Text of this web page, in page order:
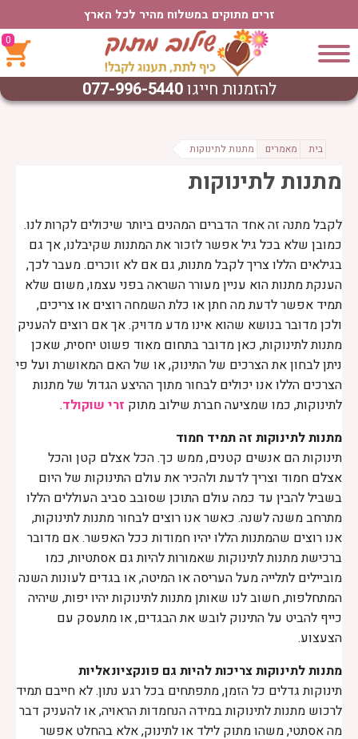
זרים מתוקים במשלוח מהיר לכל הארץ
0
להזמנות חייגו077-996-5440
בית מאמרים מתנות לתינוקות
מתנות לתינוקות
לקבל מתנה זה אחד הדברים המהנים ביותר שיכולים לקרות לנו.
כמובן שלא בכל גיל אפשר לזכור את המתנות שקיבלנו, אך גם
בגילאים הללו צריך לקבל מתנות, גם אם לא זוכרים. מעבר לכך,
הענקת מתנות הוא עניין מעורר השראה בפני עצמו, משום שלא
תמיד אפשר לדעת מה חתן או כלת השמחה רוצים או צריכים,
ולכן מדובר בנושא שהוא אינו מדע מדויק. אך אם רוצים להעניק
מתנות לתינוקות, כאן מדובר בתחום מאוד פשוט יחסית, שאכן
ניתן לבחון את הצרכים של התינוק, או של האם המאושרת ועל פי
הצרכים הללו אנו יכולים לבחור מתוך ההיצע הגדול של מתנות
לתינוקות, כמו שמציעה חברת שילוב מתוק זרי שוקולד.
מתנות לתינוקות זה תמיד חמוד
תינוקות הם אנשים קטנים, ממש כך. הכל אצלם קטן והכל
אצלם חמוד וצריך לדעת ולהכיר את עולם התינוקות של היום
בשביל להבין עד כמה עולם התוכן שסובב סביב העוללים הללו
מתרחב משנה לשנה. כאשר אנו רוצים לבחור מתנות לתינוקות,
אנו רוצים שהמתנות הללו יהיו חמודות ככל האפשר. אם מדובר
ברכישת מתנות לתינוקות שאמורות להיות גם אסתטיות, כמו
מוביילים לתלייה מעל העריסה או המיטה, או בגדים לעונות השנה
המתחלפות, חשוב לנו שאותן מתנות לתינוקות יהיו יפות, שיהיה
כייף להביט על התינוק לובש את הבגדים, או מתעסק עם
הצעצוע.
מתנות לתינוקות צריכות להיות גם פונקציונאליות
תינוקות גדלים כל הזמן, מתפתחים בכל רגע נתון. לא חייבם תמיד
לרכוש מתנות לתינוקות במידה הנחמדות הראויה, או להעניק דבר
מה אסתטי, משהו מתוק לילד או לתינוק, אלא בהחלט אפשר